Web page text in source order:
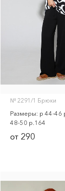
№ 2291/1 Брюки
Размеры: р 44-46
48-50 р.164
от290